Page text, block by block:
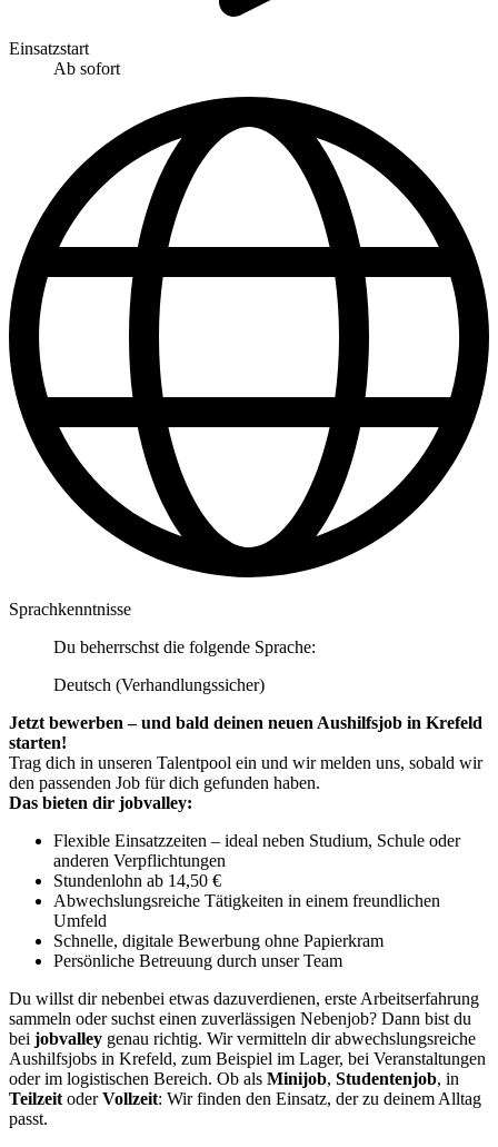
Einsatzstart
Ab sofort
Sprachkenntnisse
Du beherrschst die folgende Sprache:
Deutsch (Verhandlungssicher)
Jetzt bewerben – und bald deinen neuen Aushilfsjob in Krefeld
starten!
Trag dich in unseren Talentpool ein und wir melden uns, sobald wir
den passenden Job für dich gefunden haben.
Das bieten dir jobvalley:
Flexible Einsatzzeiten – ideal neben Studium, Schule oder
anderen Verpflichtungen
Stundenlohn ab 14,50 €
Abwechslungsreiche Tätigkeiten in einem freundlichen
Umfeld
Schnelle, digitale Bewerbung ohne Papierkram
Persönliche Betreuung durch unser Team
Du willst dir nebenbei etwas dazuverdienen, erste Arbeitserfahrung
sammeln oder suchst einen zuverlässigen Nebenjob? Dann bist du
bei jobvalley genau richtig. Wir vermitteln dir abwechslungsreiche
Aushilfsjobs in Krefeld, zum Beispiel im Lager, bei Veranstaltungen
oder im logistischen Bereich. Ob als Minijob, Studentenjob, in
Teilzeit oderVollzeit: Wir finden den Einsatz, der zu deinem Alltag
passt.